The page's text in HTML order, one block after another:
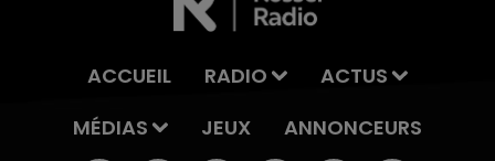
ACCUEIL RADIO
ACTUS
MÉDIAS
JEUX ANNONCEURS